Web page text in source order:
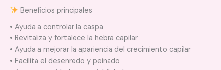
Beneficios principales
• Ayuda a controlar la caspa
• Revitaliza y fortalece la hebra capilar
• Ayuda a mejorar la apariencia del crecimiento capilar
• Facilita el desenredo y peinado